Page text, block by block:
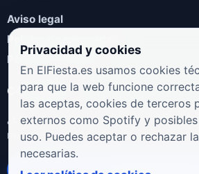
Aviso legal
Política de privacidad
Política de cookies
COLABORA
¿Eres artista, manager, sello o
novedades, galas, entrevistas o
Enviar propuesta
Privacidad y cookies
En ElFiesta.es usamos cookies
para que la web funcione
las aceptas, cookies de terceros
externos como Spotify y
uso. Puedes aceptar o rechazar
necesarias.